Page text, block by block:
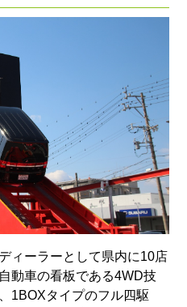
ィーラーとして県内に10店
動車の看板である4WD技
1BOXタイプのフル四駆